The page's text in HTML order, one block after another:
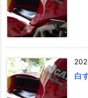
白